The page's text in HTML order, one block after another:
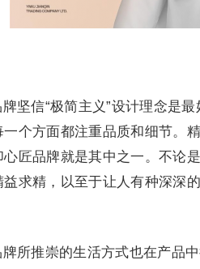
坚信“极简主义”设计理念是
一个方面都注重品质和细节。
心匠品牌就是其中之一。不论
求精，以至于让人有种深深
所推崇的生活方式也在产品